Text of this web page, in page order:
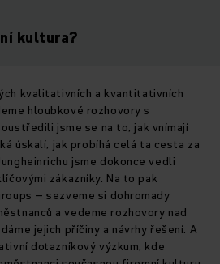
kultura?
kvalitativních a kvantitativních
hloubkové rozhovory s
jsme se na to, jak vnímají
úskalí, jak probíhá celá ta cesta za
jsme dokonce vedli
zákazníky. Na to pak
– sezveme si dohromady
a vedeme rozhovory nad
jejich příčiny a návrhy řešení. A
dotazníkový výzkum, kde